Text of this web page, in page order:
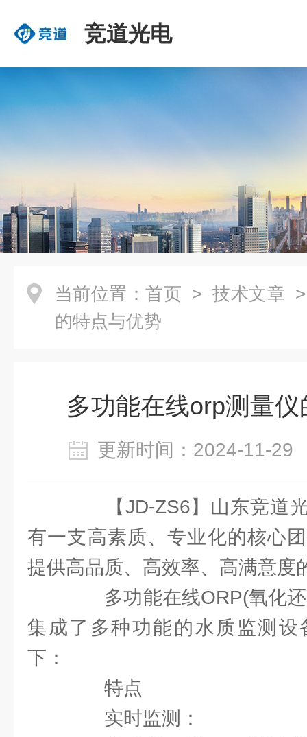
竞道光电
当前位置： 首页 > 技术文章
的特点与优势
多功能在线orp测量
更新时间：2024-11-
【JD-ZS6】山东竞道光
有一支高素质、专业化的核心
提供高品质、高效率、高满意度
多功能在线ORP(氧化还
集成了多种功能的水质监测
下：
特点
实时监测：